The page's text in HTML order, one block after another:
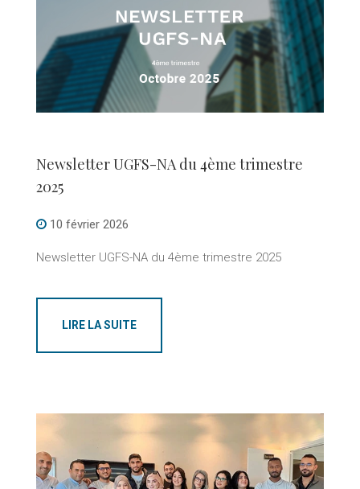
Newsletter UGFS-NA du 4ème trimestre
2025
10 février 2026
Newsletter UGFS-NA du 4ème trimestre 2025
LIRE LA SUITE